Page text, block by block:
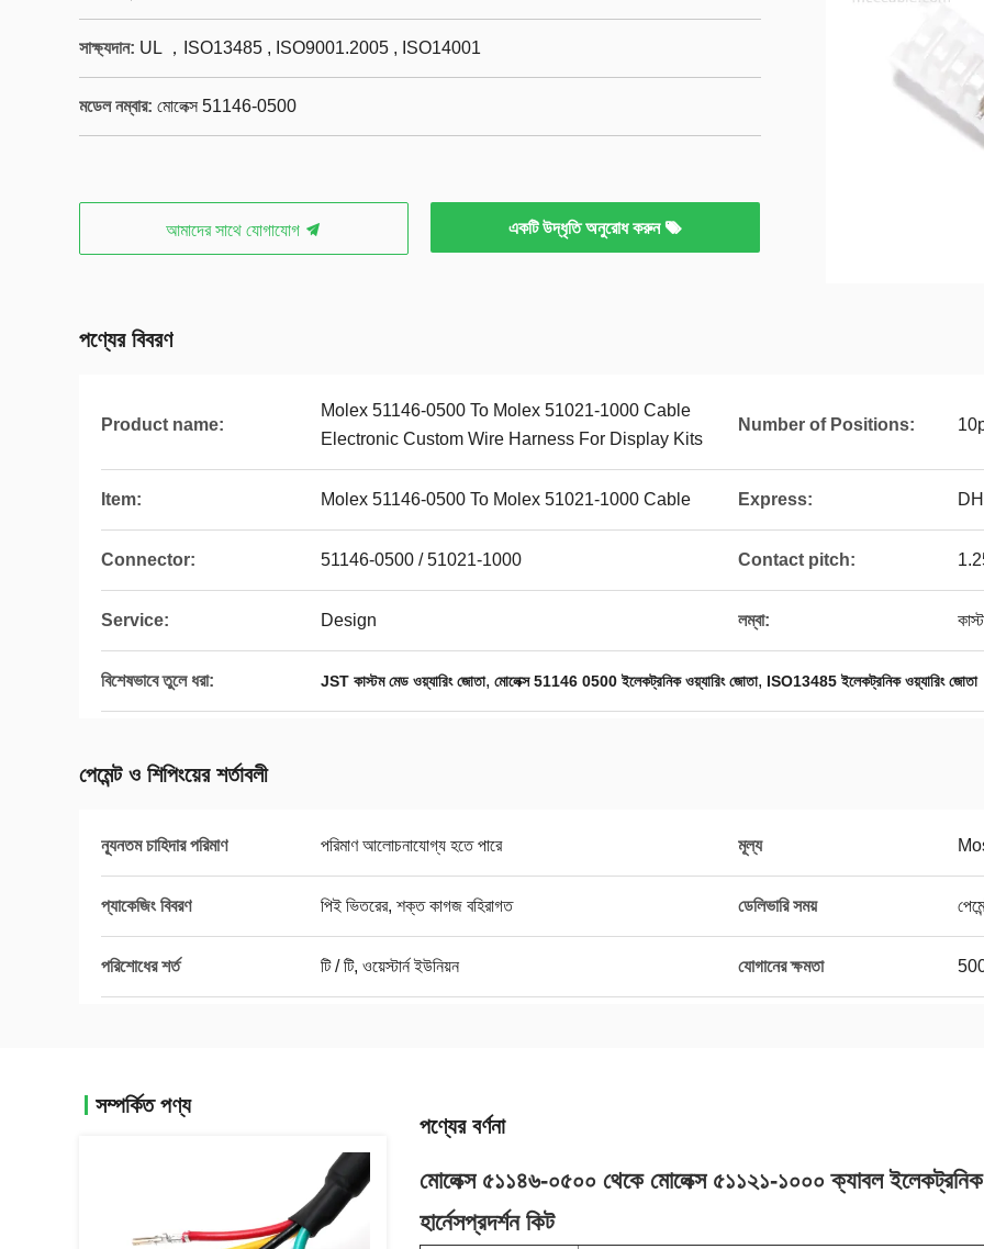
সাক্ষ্যদান: UL ，ISO13485 , ISO9001.2005 , ISO14001
মডেল নম্বার: মোলেক্স 51146-0500
আমাদের সাথে যোগাযোগ একটি উদ্ধৃতি অনুরোধ করুন
পণ্যের বিবরণ
Product name:
Molex 51146-0500 To Molex 51021-1000 Cable
Electronic Custom Wire Harness For Display Kits
Number of Positions:
Item: Molex 51146-0500 To Molex 51021-1000 Cable Express:
Connector: 51146-0500 / 51021-1000 Contact pitch:
Service: Design লম্বা:
বিশেষভাবে তুলে ধরা: JST কাস্টম মেড ওয়্যারিং জোতা, মোলেক্স 51146 0500 ইলেকট্রনিক ওয়্যারিং জোতা, ISO13485 ইলেকট্রনিক ওয়্যারিং জোতা
পেমেন্ট ও শিপিংয়ের শর্তাবলী
ন্যূনতম চাহিদার পরিমাণ পরিমাণ আলোচনাযোগ্য হতে পারে মূল্য
প্যাকেজিং বিবরণ পিই ভিতরের, শক্ত কাগজ বহিরাগত ডেলিভারি সময়
পরিশোধের শর্ত টি / টি, ওয়েস্টার্ন ইউনিয়ন যোগানের ক্ষমতা
সম্পর্কিত পণ্য
পণ্যের বর্ণনা
মোলেক্স ৫১১৪৬-০৫০০ থেকে মোলেক্স ৫১১২১-১০০০ ক্যাবল ইলেকট্রনিক
হার্নেসপ্রদর্শন কিট